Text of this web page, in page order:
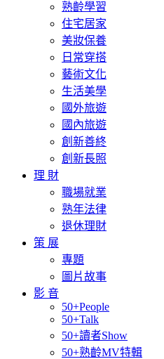
熟齡學習
住宅居家
美妝保養
日常穿搭
藝術文化
生活美學
國外旅遊
國內旅遊
創新善終
創新長照
理 財
職場就業
熟年法律
退休理財
策 展
專題
圖片故事
影 音
50+People
50+Talk
50+讀者Show
50+熟齡MV特輯